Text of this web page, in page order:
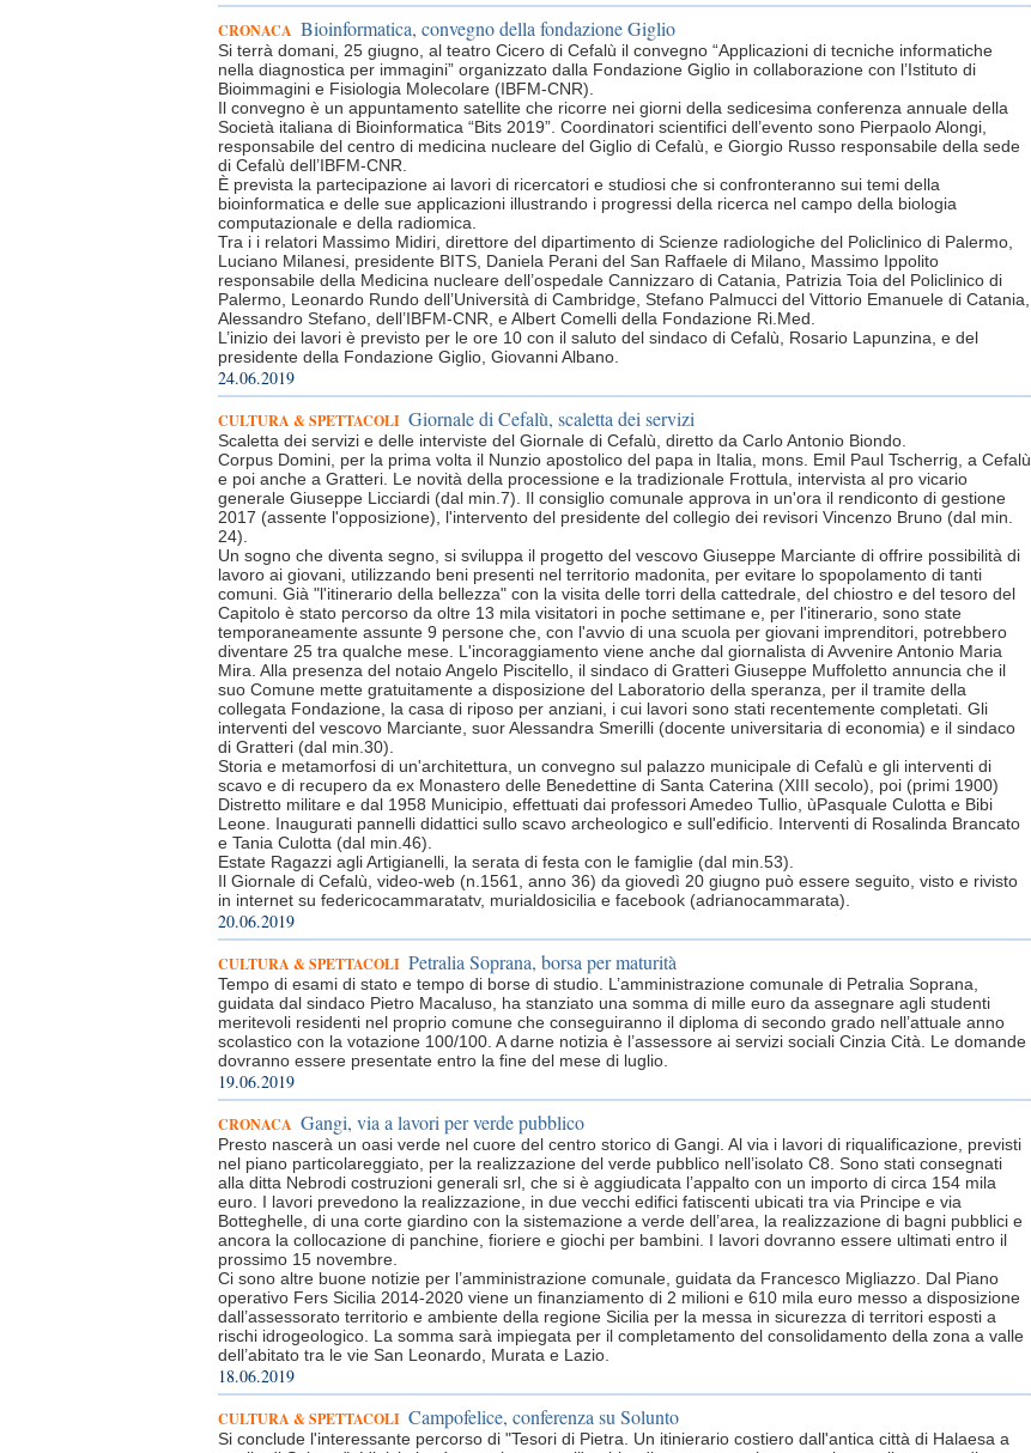
CRONACA Bioinformatica, convegno della fondazione Giglio
Si terrà domani, 25 giugno, al teatro Cicero di Cefalù il convegno “Applicazioni di tecniche informatiche
nella diagnostica per immagini” organizzato dalla Fondazione Giglio in collaborazione con l’Istituto di
Bioimmagini e Fisiologia Molecolare (IBFM-CNR).
Il convegno è un appuntamento satellite che ricorre nei giorni della sedicesima conferenza annuale della
Società italiana di Bioinformatica “Bits 2019”. Coordinatori scientifici dell’evento sono Pierpaolo Alongi,
responsabile del centro di medicina nucleare del Giglio di Cefalù, e Giorgio Russo responsabile della sede
di Cefalù dell’IBFM-CNR.
È prevista la partecipazione ai lavori di ricercatori e studiosi che si confronteranno sui temi della
bioinformatica e delle sue applicazioni illustrando i progressi della ricerca nel campo della biologia
computazionale e della radiomica.
Tra i i relatori Massimo Midiri, direttore del dipartimento di Scienze radiologiche del Policlinico di Palermo,
Luciano Milanesi, presidente BITS, Daniela Perani del San Raffaele di Milano, Massimo Ippolito
responsabile della Medicina nucleare dell’ospedale Cannizzaro di Catania, Patrizia Toia del Policlinico di
Palermo, Leonardo Rundo dell’Università di Cambridge, Stefano Palmucci del Vittorio Emanuele di Catania,
Alessandro Stefano, dell’IBFM-CNR, e Albert Comelli della Fondazione Ri.Med.
L’inizio dei lavori è previsto per le ore 10 con il saluto del sindaco di Cefalù, Rosario Lapunzina, e del
presidente della Fondazione Giglio, Giovanni Albano.
24.06.2019
CULTURA & SPETTACOLI Giornale di Cefalù, scaletta dei servizi
Scaletta dei servizi e delle interviste del Giornale di Cefalù, diretto da Carlo Antonio Biondo.
Corpus Domini, per la prima volta il Nunzio apostolico del papa in Italia, mons. Emil Paul Tscherrig, a Cefalù
e poi anche a Gratteri. Le novità della processione e la tradizionale Frottula, intervista al pro vicario
generale Giuseppe Licciardi (dal min.7). Il consiglio comunale approva in un'ora il rendiconto di gestione
2017 (assente l'opposizione), l'intervento del presidente del collegio dei revisori Vincenzo Bruno (dal min.
24).
Un sogno che diventa segno, si sviluppa il progetto del vescovo Giuseppe Marciante di offrire possibilità di
lavoro ai giovani, utilizzando beni presenti nel territorio madonita, per evitare lo spopolamento di tanti
comuni. Già "l'itinerario della bellezza" con la visita delle torri della cattedrale, del chiostro e del tesoro del
Capitolo è stato percorso da oltre 13 mila visitatori in poche settimane e, per l'itinerario, sono state
temporaneamente assunte 9 persone che, con l'avvio di una scuola per giovani imprenditori, potrebbero
diventare 25 tra qualche mese. L'incoraggiamento viene anche dal giornalista di Avvenire Antonio Maria
Mira. Alla presenza del notaio Angelo Piscitello, il sindaco di Gratteri Giuseppe Muffoletto annuncia che il
suo Comune mette gratuitamente a disposizione del Laboratorio della speranza, per il tramite della
collegata Fondazione, la casa di riposo per anziani, i cui lavori sono stati recentemente completati. Gli
interventi del vescovo Marciante, suor Alessandra Smerilli (docente universitaria di economia) e il sindaco
di Gratteri (dal min.30).
Storia e metamorfosi di un'architettura, un convegno sul palazzo municipale di Cefalù e gli interventi di
scavo e di recupero da ex Monastero delle Benedettine di Santa Caterina (XIII secolo), poi (primi 1900)
Distretto militare e dal 1958 Municipio, effettuati dai professori Amedeo Tullio, ùPasquale Culotta e Bibi
Leone. Inaugurati pannelli didattici sullo scavo archeologico e sull'edificio. Interventi di Rosalinda Brancato
e Tania Culotta (dal min.46).
Estate Ragazzi agli Artigianelli, la serata di festa con le famiglie (dal min.53).
Il Giornale di Cefalù, video-web (n.1561, anno 36) da giovedì 20 giugno può essere seguito, visto e rivisto
in internet su federicocammaratatv, murialdosicilia e facebook (adrianocammarata).
20.06.2019
CULTURA & SPETTACOLI Petralia Soprana, borsa per maturità
Tempo di esami di stato e tempo di borse di studio. L’amministrazione comunale di Petralia Soprana,
guidata dal sindaco Pietro Macaluso, ha stanziato una somma di mille euro da assegnare agli studenti
meritevoli residenti nel proprio comune che conseguiranno il diploma di secondo grado nell’attuale anno
scolastico con la votazione 100/100. A darne notizia è l’assessore ai servizi sociali Cinzia Cità. Le domande
dovranno essere presentate entro la fine del mese di luglio.
19.06.2019
CRONACA Gangi, via a lavori per verde pubblico
Presto nascerà un oasi verde nel cuore del centro storico di Gangi. Al via i lavori di riqualificazione, previsti
nel piano particolareggiato, per la realizzazione del verde pubblico nell’isolato C8. Sono stati consegnati
alla ditta Nebrodi costruzioni generali srl, che si è aggiudicata l’appalto con un importo di circa 154 mila
euro. I lavori prevedono la realizzazione, in due vecchi edifici fatiscenti ubicati tra via Principe e via
Botteghelle, di una corte giardino con la sistemazione a verde dell’area, la realizzazione di bagni pubblici e
ancora la collocazione di panchine, fioriere e giochi per bambini. I lavori dovranno essere ultimati entro il
prossimo 15 novembre.
Ci sono altre buone notizie per l’amministrazione comunale, guidata da Francesco Migliazzo. Dal Piano
operativo Fers Sicilia 2014-2020 viene un finanziamento di 2 milioni e 610 mila euro messo a disposizione
dall’assessorato territorio e ambiente della regione Sicilia per la messa in sicurezza di territori esposti a
rischi idrogeologico. La somma sarà impiegata per il completamento del consolidamento della zona a valle
dell’abitato tra le vie San Leonardo, Murata e Lazio.
18.06.2019
CULTURA & SPETTACOLI Campofelice, conferenza su Solunto
Si conclude l'interessante percorso di "Tesori di Pietra. Un itinierario costiero dall'antica città di Halaesa a